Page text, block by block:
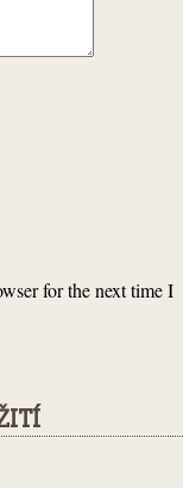
for the next time I